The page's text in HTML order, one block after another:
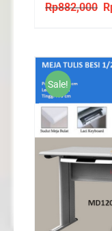
Rp882,000
Sale!